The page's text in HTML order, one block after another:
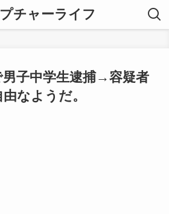
チャーライフ
男子中学生逮捕→容疑者
なようだ。